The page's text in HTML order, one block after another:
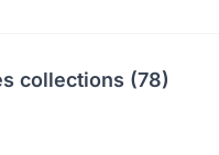
collections (78)